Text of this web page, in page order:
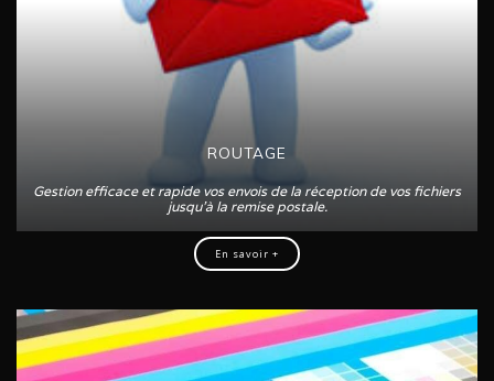
ROUTAGE
Gestion efficace et rapide vos envois de la réception de vos fichiers
jusqu’à la remise postale.
En savoir +